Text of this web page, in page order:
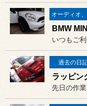
過去の日
ラッピ
先日の作